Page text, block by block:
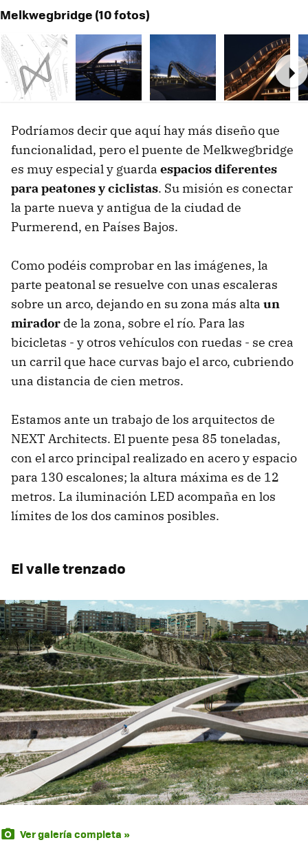
Melkwegbridge (10 fotos)
Podríamos decir que aquí hay más diseño que
funcionalidad, pero el puente de Melkwegbridge
es muy especial y guarda espacios diferentes
para peatones y ciclistas. Su misión es conectar
la parte nueva y antigua de la ciudad de
Purmerend, en Países Bajos.
Como podéis comprobar en las imágenes, la
parte peatonal se resuelve con unas escaleras
sobre un arco, dejando en su zona más alta un
mirador de la zona, sobre el río. Para las
bicicletas - y otros vehículos con ruedas - se crea
un carril que hace curvas bajo el arco, cubriendo
una distancia de cien metros.
Estamos ante un trabajo de los arquitectos de
NEXT Architects. El puente pesa 85 toneladas,
con el arco principal realizado en acero y espacio
para 130 escalones; la altura máxima es de 12
metros. La iluminación LED acompaña en los
límites de los dos caminos posibles.
El valle trenzado
Ver galería completa »